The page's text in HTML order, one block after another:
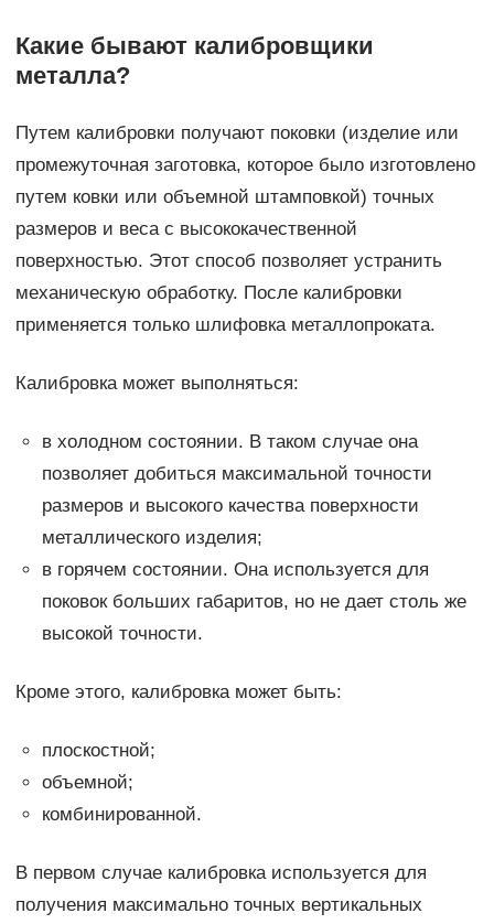
Какие бывают калибровщики
металла?
Путем калибровки получают поковки (изделие или
промежуточная заготовка, которое было изготовлено
путем ковки или объемной штамповкой) точных
размеров и веса с высококачественной
поверхностью. Этот способ позволяет устранить
механическую обработку. После калибровки
применяется только шлифовка металлопроката.
Калибровка может выполняться:
в холодном состоянии. В таком случае она
позволяет добиться максимальной точности
размеров и высокого качества поверхности
металлического изделия;
в горячем состоянии. Она используется для
поковок больших габаритов, но не дает столь же
высокой точности.
Кроме этого, калибровка может быть:
плоскостной;
объемной;
комбинированной.
В первом случае калибровка используется для
получения максимально точных вертикальных